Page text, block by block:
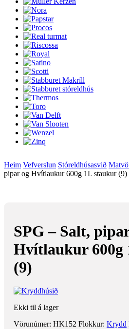
Heim Vefverslun Stóreldhúsasvið
pipar og Hvítlaukur 600g 1L staukur (9)
SPG – Salt,
Hvítlaukur 600g
(9)
Ekki til á lager
Vörunúmer: HK152 Flokkur: Krydd